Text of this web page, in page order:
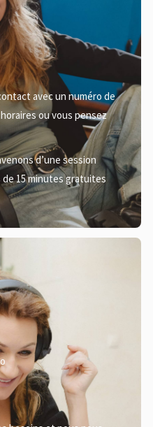
avec un numéro de
ou vous pensez
d’une session
de 15 minutes gratuites